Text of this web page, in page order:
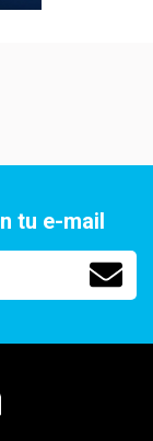
tu e-mail